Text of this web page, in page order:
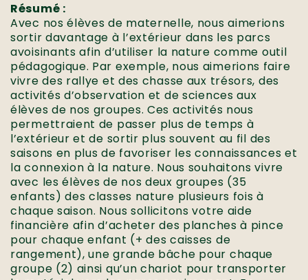
Résumé :
Avec nos élèves de maternelle, nous aimerions
sortir davantage à l’extérieur dans les parcs
avoisinants afin d’utiliser la nature comme outil
pédagogique. Par exemple, nous aimerions faire
vivre des rallye et des chasse aux trésors, des
activités d’observation et de sciences aux
élèves de nos groupes. Ces activités nous
permettraient de passer plus de temps à
l’extérieur et de sortir plus souvent au fil des
saisons en plus de favoriser les connaissances et
la connexion à la nature. Nous souhaitons vivre
avec les élèves de nos deux groupes (35
enfants) des classes nature plusieurs fois à
chaque saison. Nous sollicitons votre aide
financière afin d’acheter des planches à pince
pour chaque enfant (+ des caisses de
rangement), une grande bâche pour chaque
groupe (2) ainsi qu’un chariot pour transporter